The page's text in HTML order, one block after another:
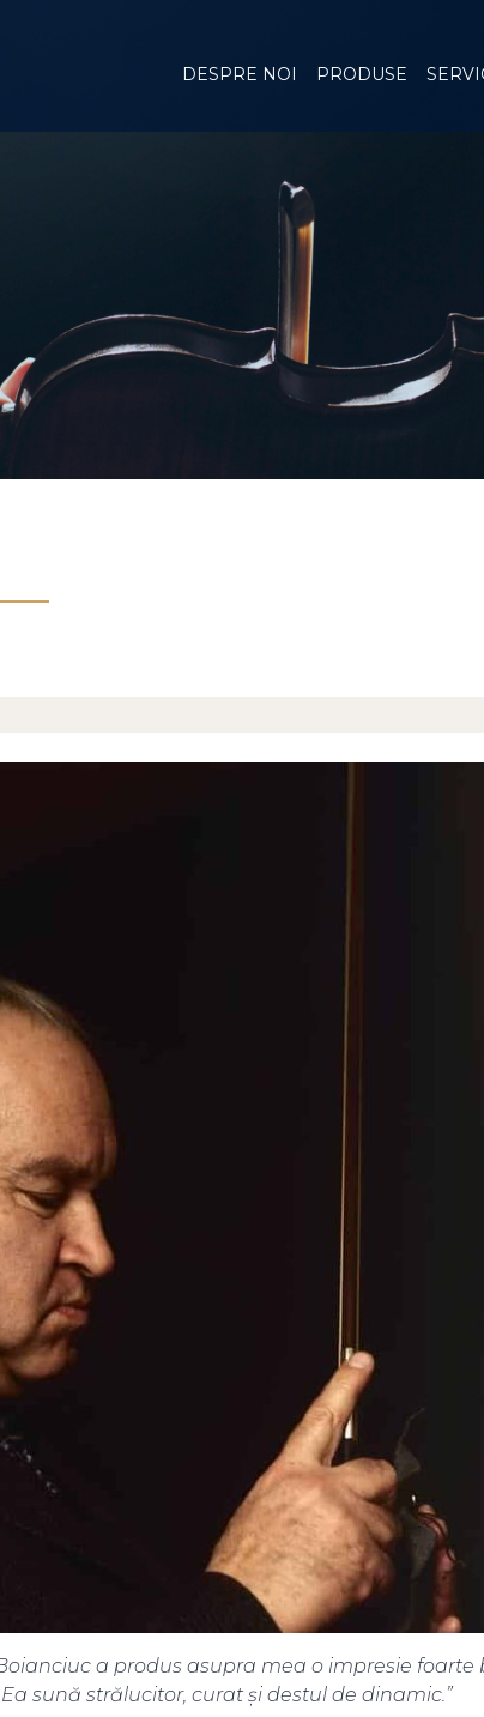
DESPRE NOI PRODUSE
a produs asupra mea o impresie foarte
sună strălucitor, curat şi destul de dinamic.”